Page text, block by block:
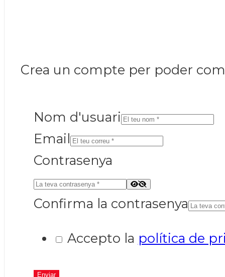
Crea un compte per poder
Nom d'usuari
Email
Contrasenya
Confirma la contrasenya
Accepto la política de
Enviar